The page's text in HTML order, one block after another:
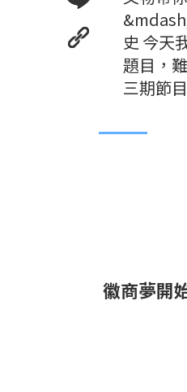
史 今天
題目，
三期節
徽商夢開